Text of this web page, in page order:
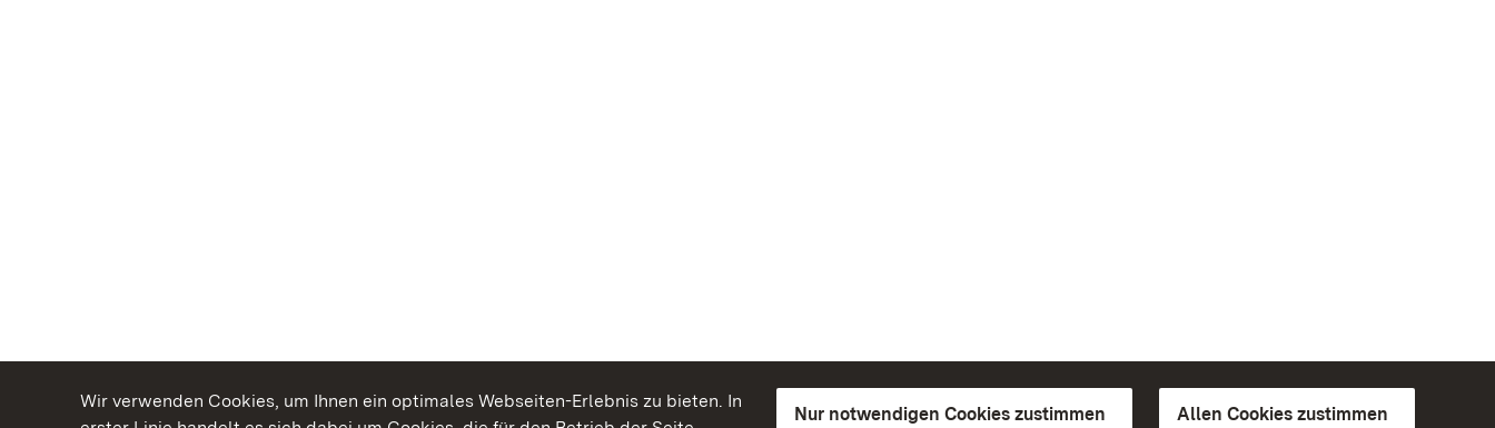
Wir verwenden Cookies, um Ihnen ein optimales Webseiten-Erlebnis zu bieten. In
Nur notwendigen Cookies zustimmen Allen Cookies zustimmen